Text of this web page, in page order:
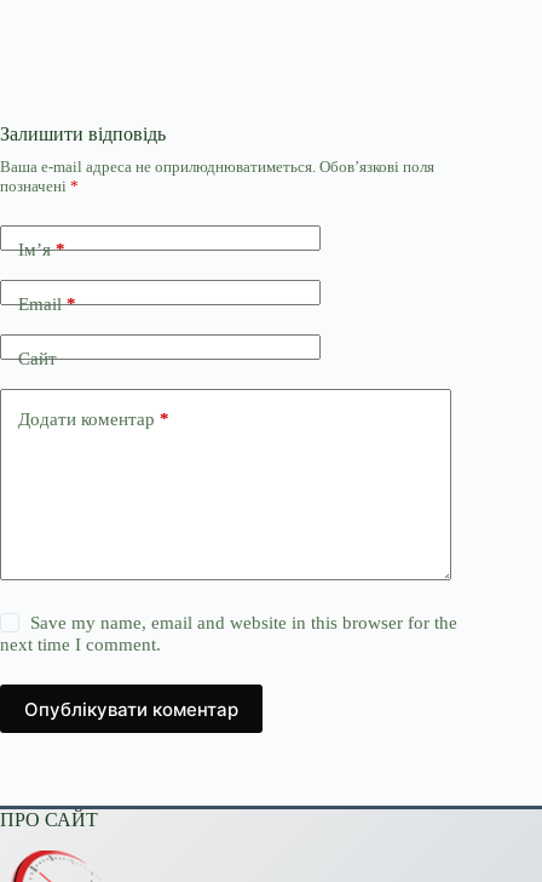
Залишити відповідь
Ваша e-mail адреса не оприлюднюватиметься. Обов’язкові поля
позначені *
Ім’я*
Email*
Сайт
Додати коментар *
Save my name, email and website in this browser for the
next time I comment.
Опублікувати коментар
ПРО САЙТ